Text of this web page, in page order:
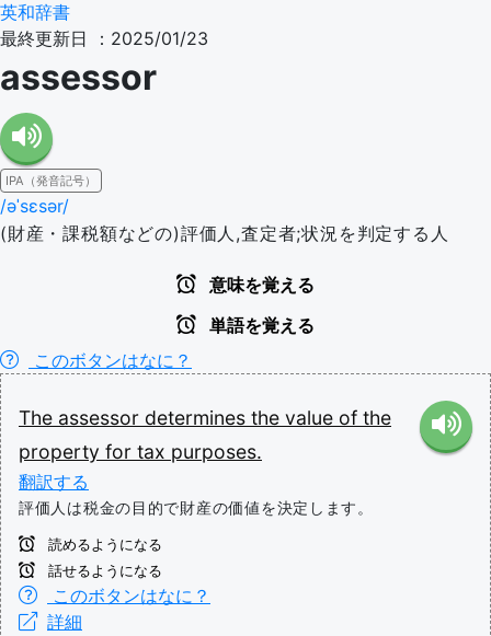
英和辞書
最終更新日 ：2025/01/23
assessor
IPA（発音記号）
/əˈsɛsər/
(財産・課税額などの)評価人,査定者;状況を判定する人
意味を覚える
単語を覚える
このボタンはなに？
The assessor determines the value of the
property for tax purposes.
翻訳する
評価人は税金の目的で財産の価値を決定します。
読めるようになる
話せるようになる
このボタンはなに？
詳細